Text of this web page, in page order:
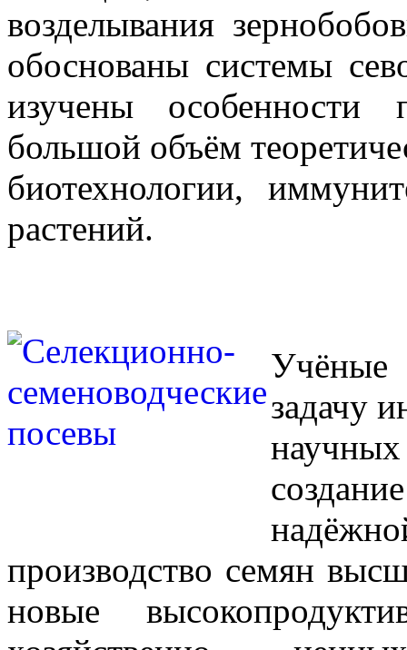
возделывания
обоснованы системы
изучены особенности
большой объём
биотехнологии,
растений.
задачу
производство семян
новые